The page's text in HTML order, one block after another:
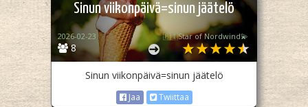
Sinun viikonpäivä=sinun jäätelö
8
2026-02-23 🇫🇮Star of Nordwind💫
Sinun viikonpäivä=sinun jäätelö
Jaa Twiittaa